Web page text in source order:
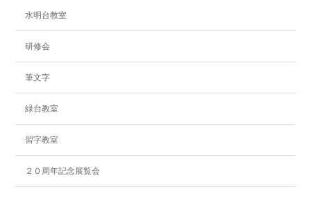
水明台教室
研修会
筆文字
緑台教室
習字教室
２０周年記念展覧会